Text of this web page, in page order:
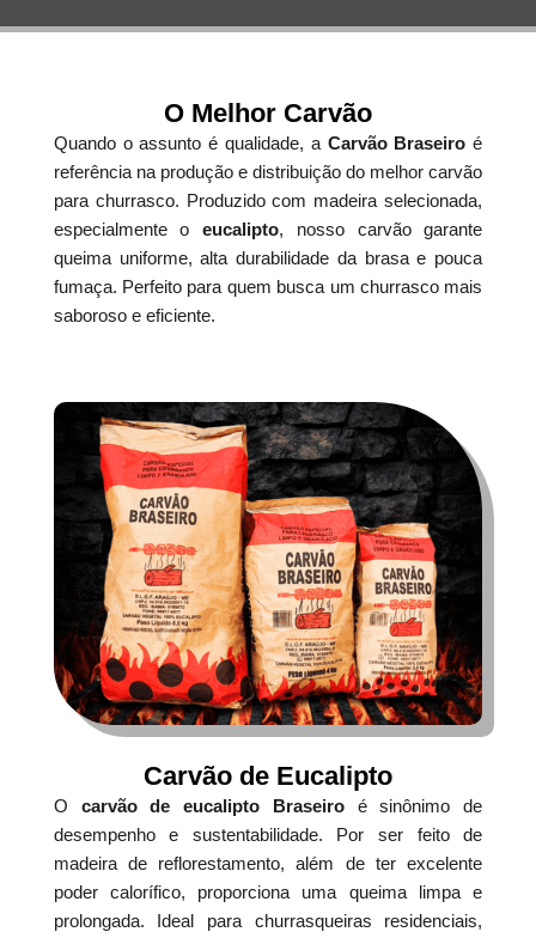
O Melhor Carvão
Quando o assunto é qualidade, a Carvão Braseiro é
referência na produção e distribuição do melhor carvão
para churrasco. Produzido com madeira selecionada,
especialmente oeucalipto, nosso carvão garante
queima uniforme, alta durabilidade da brasa e pouca
fumaça. Perfeito para quem busca um churrasco mais
saboroso e eficiente.
Carvão de Eucalipto
O carvão de eucalipto Braseiroé sinônimo de
desempenho e sustentabilidade. Por ser feito de
madeira de reflorestamento, além de ter excelente
poder calorífico, proporciona uma queima limpa e
prolongada. Ideal para churrasqueiras residenciais,